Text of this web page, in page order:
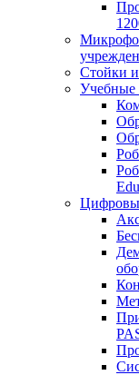
Стойки
Учебные